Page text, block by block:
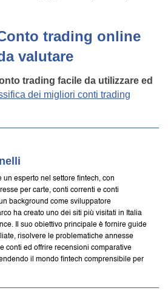
trading online
valutare
trading facile da utilizzare ed
dei migliori conti trading
un esperto nel settore fintech, con
per carte, conti correnti e conti
background come sviluppatore
ha creato uno dei siti più visitati in Italia
Il suo obiettivo principale è fornire guide
risolvere le problematiche annesse
conti ed offrire recensioni comparative
il mondo fintech comprensibile per